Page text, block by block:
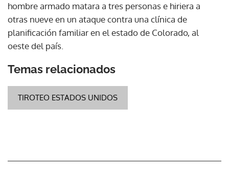
hombre armado matara a tres personas e hiriera a
otras nueve en un ataque contra una clínica de
planificación familiar en el estado de Colorado, al
oeste del país.
Temas relacionados
TIROTEO ESTADOS UNIDOS